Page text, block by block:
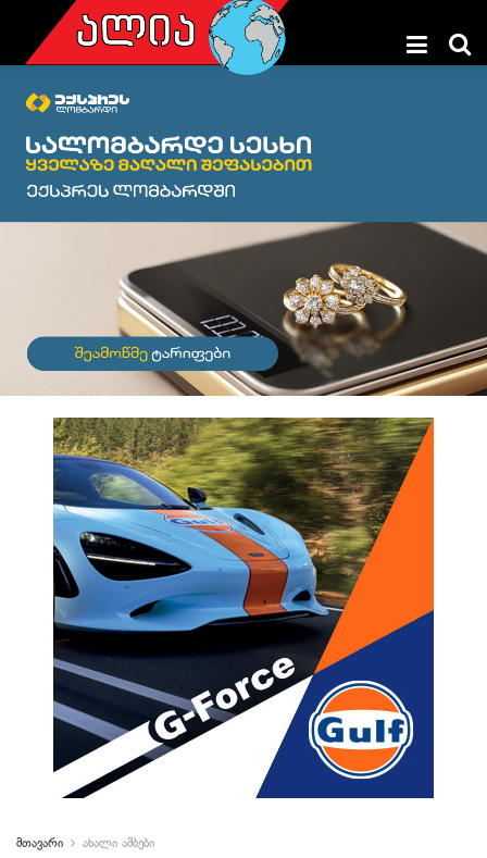
მთავარი ახალი ამბები